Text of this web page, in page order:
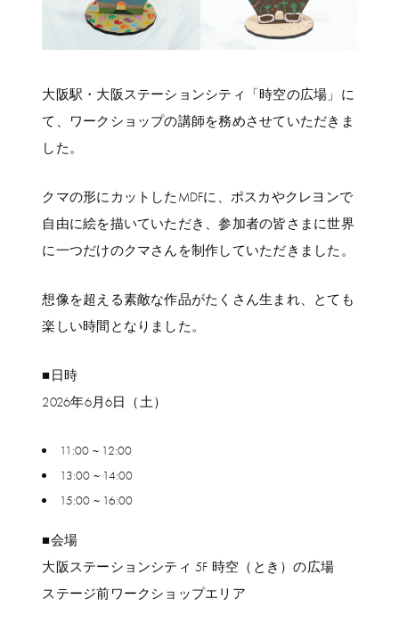
大阪駅・大阪ステーションシティ「時空の広場」に
て、ワークショップの講師を務めさせていただきま
した。
クマの形にカットしたMDFに、ポスカやクレヨンで
自由に絵を描いていただき、参加者の皆さまに世界
に一つだけのクマさんを制作していただきました。
想像を超える素敵な作品がたくさん生まれ、とても
楽しい時間となりました。
■日時
2026年6月6日（土）
11:00 ~ 12:00
13:00 ~ 14:00
15:00 ~ 16:00
■会場
大阪ステーションシティ 5F 時空（とき）の広場
ステージ前ワークショップエリア